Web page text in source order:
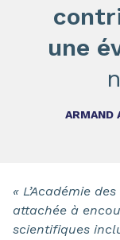
une
ARMAND
« L’Académie
attachée à
scientifiques